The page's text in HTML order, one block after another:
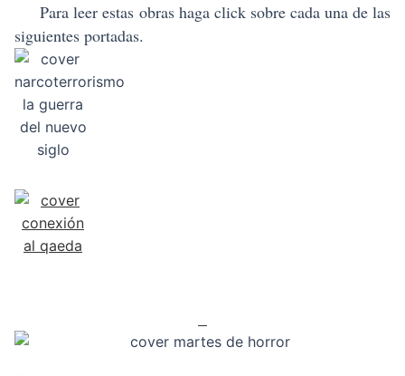
Para leer estas obras haga click sobre cada una de las
siguientes portadas.